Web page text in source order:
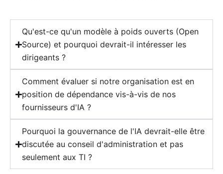
Qu'est-ce qu'un modèle à poids ouverts (Open
Source) et pourquoi devrait-il intéresser les
dirigeants ?
Comment évaluer si notre organisation est en
position de dépendance vis-à-vis de nos
fournisseurs d'IA ?
Pourquoi la gouvernance de l'IA devrait-elle être
discutée au conseil d'administration et pas
seulement aux TI ?